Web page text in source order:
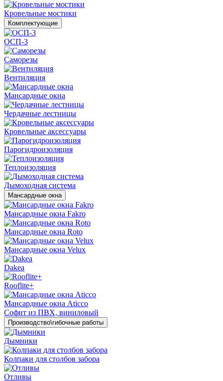
Кровельные мостики
Комплектующие
ОСП-3
Саморезы
Вентиляция
Мансардные окна
Чердачные лестницы
Кровельные аксессуары
Парогидроизоляция
Теплоизоляция
Дымоходная система
Мансардные окна
Мансардные окна Fakro
Мансардные окна Roto
Мансардные окна Velux
Dakea
Rooflite+
Мансардные окна Aticco
Софит из ПВХ, виниловый
Производство\гибочные работы
Дымники
Колпаки для столбов забора
Отливы